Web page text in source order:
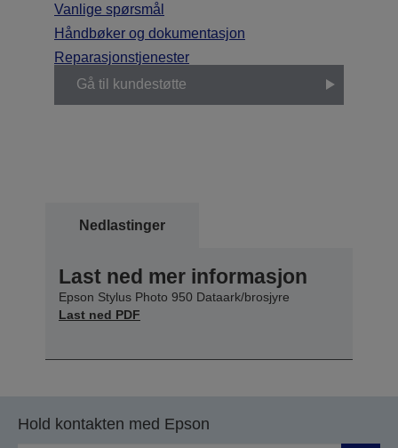
Vanlige spørsmål
Håndbøker og dokumentasjon
Reparasjonstjenester
Gå til kundestøtte
Nedlastinger
Last ned mer informasjon
Epson Stylus Photo 950 Dataark/brosjyre
Last ned PDF
Hold kontakten med Epson